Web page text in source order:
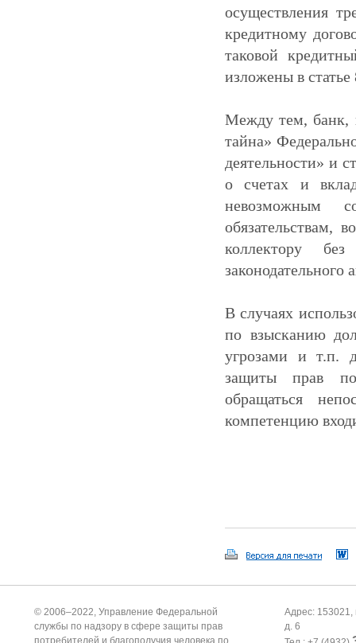
осуществления
кредитному
таковой
изложены в
Между тем, банк,
тайна»
деятельности» и
о счетах и
невозможным
обязательствам,
коллектору
законодательного
В случаях
по взысканию
угрозами и т.п.
защиты прав
обращаться
компетенцию
© 2006–2022, Управление Федеральной
службы по надзору в сфере защиты прав
потребителей и благополучия человека по
Адрес: 153021,
д. 6